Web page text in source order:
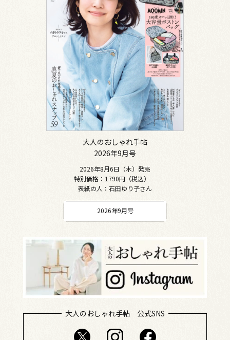
大人のおしゃれ手帖
2026年9月号
2026年8月6日（木）発売
特別価格：1790円（税込）
表紙の人：石田ゆり子さん
2026年9月号
大人のおしゃれ手帖 公式SNS